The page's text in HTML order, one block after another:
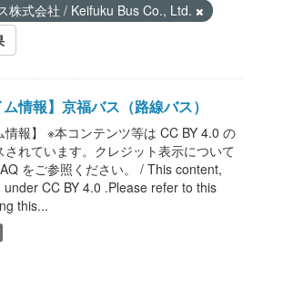
株式会社 / Keifuku Bus Co., Ltd.
ム情報】京福バス（路線バス）
情報】 ※本コンテンツ等は CC BY 4.0 の
されています。クレジット表示について
をご参照ください。 / This content,
CC BY 4.0 .Please refer to this
this...